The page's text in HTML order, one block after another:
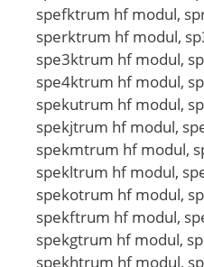
spefktrum hf modul,
sperktrum hf modul,
spe3ktrum hf modul,
spe4ktrum hf modul,
spekutrum hf modul,
spekjtrum hf modul,
spekmtrum hf modul,
spekltrum hf modul,
spekotrum hf modul,
spekftrum hf modul,
spekgtrum hf modul,
spekhtrum hf modul,